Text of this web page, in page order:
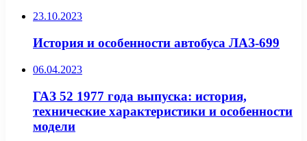
23.10.2023
История и особенности автобуса ЛАЗ-699
06.04.2023
ГАЗ 52 1977 года выпуска: история,
технические характеристики и особенности
модели